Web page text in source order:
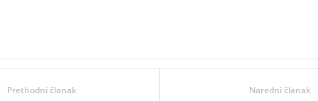
Prethodni članak Naredni članak